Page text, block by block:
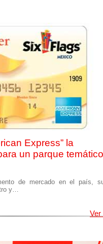
Express” la
un parque
de mercado en el país,
y…
Ver